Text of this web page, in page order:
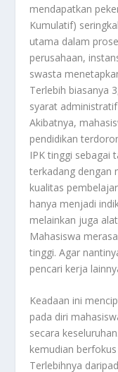
mendapatkan
Kumulatif)
utama dalam
perusahaan,
swasta
Terlebih biasanya
syarat
Akibatnya,
pendidikan
IPK tinggi sebagai
terkadang dengan
kualitas
hanya menjadi
melainkan juga
Mahasiswa
tinggi. Agar
pencari kerja
Keadaan ini
pada diri
secara
kemudian
Terlebihnya